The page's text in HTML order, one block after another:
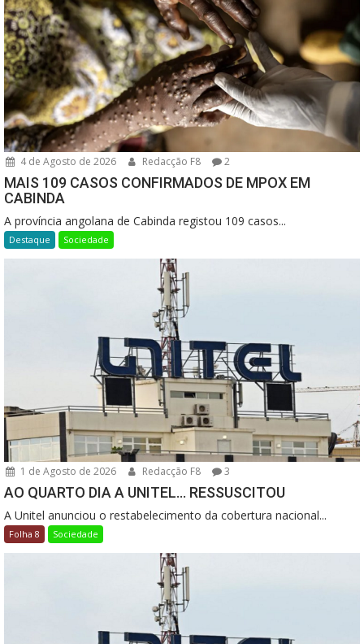
4 de Agosto de 2026 Redacção F8 2
MAIS 109 CASOS CONFIRMADOS DE MPOX EM
CABINDA
A província angolana de Cabinda registou 109 casos...
Destaque Sociedade
1 de Agosto de 2026 Redacção F8 3
AO QUARTO DIA A UNITEL… RESSUSCITOU
A Unitel anunciou o restabelecimento da cobertura nacional...
Folha 8 Sociedade